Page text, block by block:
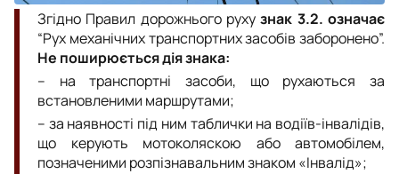
Згідно Правил дорожнього рухузнак 3.2. означає
“Рух механічних транспортних засобів заборонено”.
Не поширюється дія знака:
– на транспортні засоби, що рухаються за
встановленими маршрутами;
– за наявності під ним таблички на водіїв-інвалідів,
що керують мотоколяскою або автомобілем,
позначеними розпізнавальним знаком «Інвалід»;